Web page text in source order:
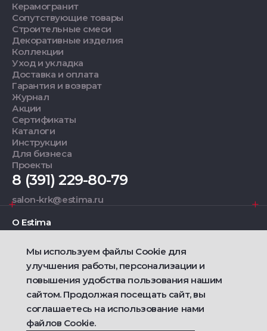
Керамогранит
Сопутствующие товары
Строительные смеси
Декоративные изделия
Коллекции
Уход и укладка
Доставка и оплата
Гарантия и возврат
Журнал
Акции
Сертификаты
Каталоги
Инструкции
Для бизнеса
Проекты
8 (391) 229-80-79
salon-krk@estima.ru
О Estima
Дизайнерам
Фирменные салоны
2021 — 2026 © Estima
Политика конфиденциальности
Мы используем файлы Cookie для
улучшения работы, персонализации и
повышения удобства пользования нашим
сайтом. Продолжая посещать сайт, вы
соглашаетесь на использование нами
файлов Cookie.